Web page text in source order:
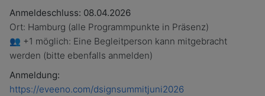
Anmeldeschluss: 08.04.2026
Ort: Hamburg (alle Programmpunkte in Präsenz)
👥 +1 möglich: Eine Begleitperson kann mitgebracht
werden (bitte ebenfalls anmelden)
Anmeldung:
https://eveeno.com/dsignsummitjuni2026